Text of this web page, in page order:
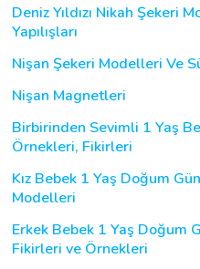
Deniz Yıldızı Nikah Şekeri
Yapılışları
Nişan Şekeri Modelleri Ve
Nişan Magnetleri
Birbirinden Sevimli 1 Yaş
Örnekleri, Fikirleri
Kız Bebek 1 Yaş Doğum
Modelleri
Erkek Bebek 1 Yaş Doğum
Fikirleri ve Örnekleri